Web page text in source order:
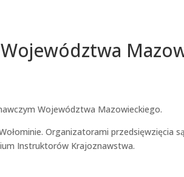
Województwa Mazowieckiego.
Organizatorami przedsięwzięcia
Instruktorów Krajoznawstwa.